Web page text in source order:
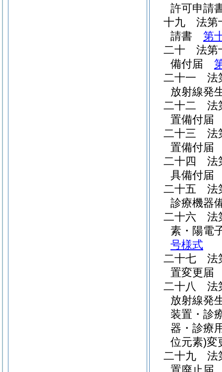
許可申
十九
法第
請書 第
二十
法第
備付届
二十一
法
放射線発
二十二
法
置備付
二十三
法
置備付
二十四
法
具備付
二十五
法
診療機
二十六
法
素・陽電
号様式
二十七
法
置変更
二十八
法
放射線発
装置・診
器・診療
位元素)
二十九
法